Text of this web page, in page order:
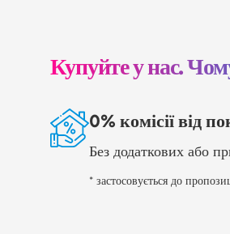
Купуйте у нас.
0% комісії від
Без додаткових або
* застосовується до